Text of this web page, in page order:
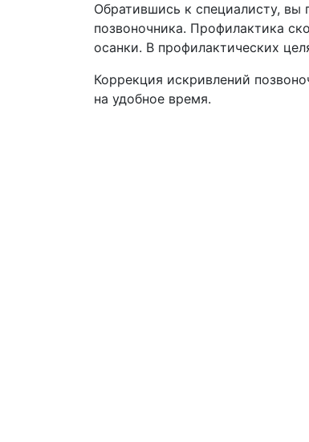
Обратившись к специалисту,
позвоночника. Профилактика
осанки. В профилактических
Коррекция искривлений
на удобное время.